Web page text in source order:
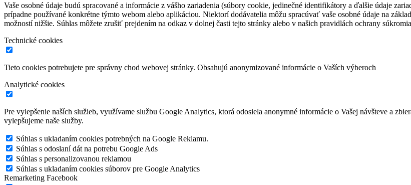
Vaše osobné údaje budú spracované a informácie z vášho zariadenia (súbory cookie, jedinečné identifikátory a ďalšie údaje
prípadne používané konkrétne týmto webom alebo aplikáciou. Niektorí dodávatelia môžu spracúvať vaše osobné údaje na
možností nižšie. Súhlas môžete zrušiť prejdením na odkaz v dolnej časti tejto stránky alebo v našich pravidlách ochrany
Technické cookies
Tieto cookies potrebujete pre správny chod webovej stránky. Obsahujú anonymizované informácie o Vaších výberoch
Analytické cookies
Pre vylepšenie naších služieb, využívame službu Google Analytics, ktorá odosiela anonymné informácie o Vašej návšteve a
vylepšujeme naše služby.
Súhlas s ukladaním cookies potrebných na Google Reklamu.
Súhlas s odoslaní dát na potrebu Google Ads
Súhlas s personalizovanou reklamou
Súhlas s ukladaním cookies súborov pre Google Analytics
Remarketing Facebook